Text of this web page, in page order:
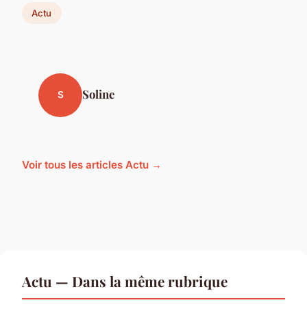
Actu
S Soline
Voir tous les articles Actu →
Actu — Dans la même rubrique